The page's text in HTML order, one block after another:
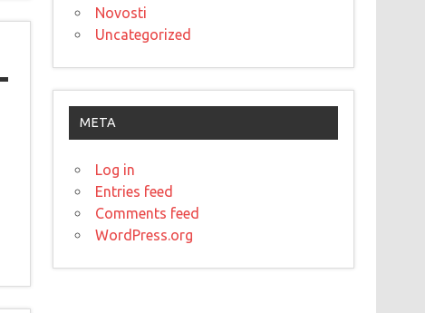
Novosti
Uncategorized
META
Log in
Entries feed
Comments feed
WordPress.org